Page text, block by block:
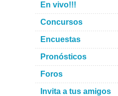
En vivo!!!
Concursos
Encuestas
Pronósticos
Foros
Invita a tus amigos